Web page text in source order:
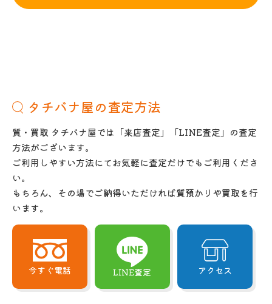
タチバナ屋の査定方法
質・買取 タチバナ屋では「来店査定」「LINE査定」の査定
方法がございます。
ご利用しやすい方法にてお気軽に査定だけでもご利用くださ
い。
もちろん、その場でご納得いただければ質預かりや買取を行
います。
今すぐ電話 LINE査定 アクセス